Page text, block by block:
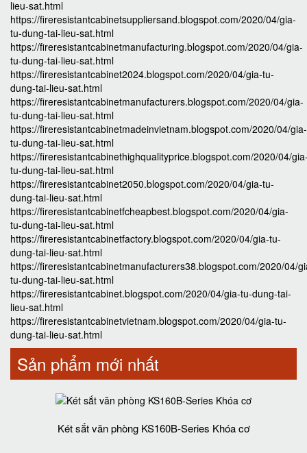
lieu-sat.html
https://fireresistantcabinetsuppliersand.blogspot.com/2020/04/gia-
tu-dung-tai-lieu-sat.html
https://fireresistantcabinetmanufacturing.blogspot.com/2020/04/gia-
tu-dung-tai-lieu-sat.html
https://fireresistantcabinet2024.blogspot.com/2020/04/gia-tu-
dung-tai-lieu-sat.html
https://fireresistantcabinetmanufacturers.blogspot.com/2020/04/gia-
tu-dung-tai-lieu-sat.html
https://fireresistantcabinetmadeinvietnam.blogspot.com/2020/04/gia-
tu-dung-tai-lieu-sat.html
https://fireresistantcabinethighqualityprice.blogspot.com/2020/04/
tu-dung-tai-lieu-sat.html
https://fireresistantcabinet2050.blogspot.com/2020/04/gia-tu-
dung-tai-lieu-sat.html
https://fireresistantcabinetfcheapbest.blogspot.com/2020/04/gia-
tu-dung-tai-lieu-sat.html
https://fireresistantcabinetfactory.blogspot.com/2020/04/gia-tu-
dung-tai-lieu-sat.html
https://fireresistantcabinetmanufacturers38.blogspot.com/2020/04/
tu-dung-tai-lieu-sat.html
https://fireresistantcabinet.blogspot.com/2020/04/gia-tu-dung-tai-
lieu-sat.html
https://fireresistantcabinetvietnam.blogspot.com/2020/04/gia-tu-
dung-tai-lieu-sat.html
Sản phẩm mới nhất
Két sắt văn phòng KS160B-Series Khóa cơ